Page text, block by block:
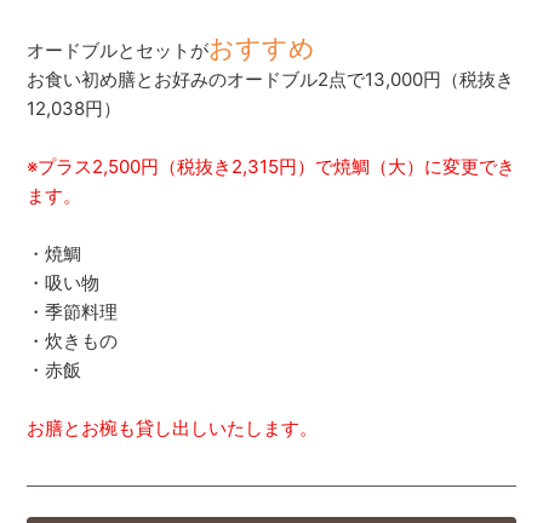
オードブルとセットがおすすめ
お食い初め膳とお好みのオードブル2点で13,000円（税抜き
12,038円）
※プラス2,500円（税抜き2,315円）で焼鯛（大）に変更でき
ます。
・焼鯛
・吸い物
・季節料理
・炊きもの
・赤飯
お膳とお椀も貸し出しいたします。